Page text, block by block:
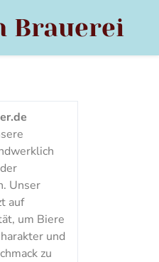
Brauerei
Unser
auf
um Biere
und
zu